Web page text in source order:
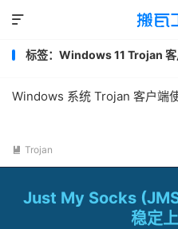

标签：Windows 11 Trojan 客
Windows 系统 Trojan 客户端
 Trojan
Just My Socks
稳定